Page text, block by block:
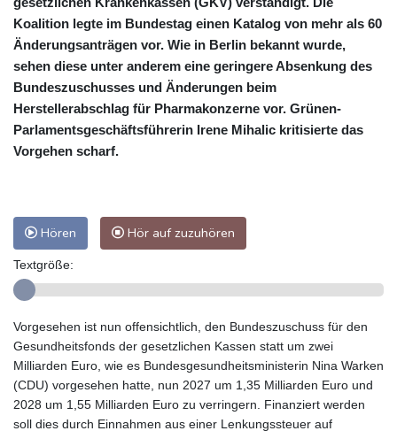
Koalition legte im Bundestag einen Katalog von mehr als 60
Änderungsanträgen vor. Wie in Berlin bekannt wurde,
sehen diese unter anderem eine geringere Absenkung des
Bundeszuschusses und Änderungen beim
Herstellerabschlag für Pharmakonzerne vor. Grünen-
Parlamentsgeschäftsführerin Irene Mihalic kritisierte das
Vorgehen scharf.
Hören Hör auf zuzuhören
Textgröße:
Vorgesehen ist nun offensichtlich, den Bundeszuschuss für den
Gesundheitsfonds der gesetzlichen Kassen statt um zwei
Milliarden Euro, wie es Bundesgesundheitsministerin Nina Warken
(CDU) vorgesehen hatte, nun 2027 um 1,35 Milliarden Euro und
2028 um 1,55 Milliarden Euro zu verringern. Finanziert werden
soll dies durch Einnahmen aus einer Lenkungssteuer auf